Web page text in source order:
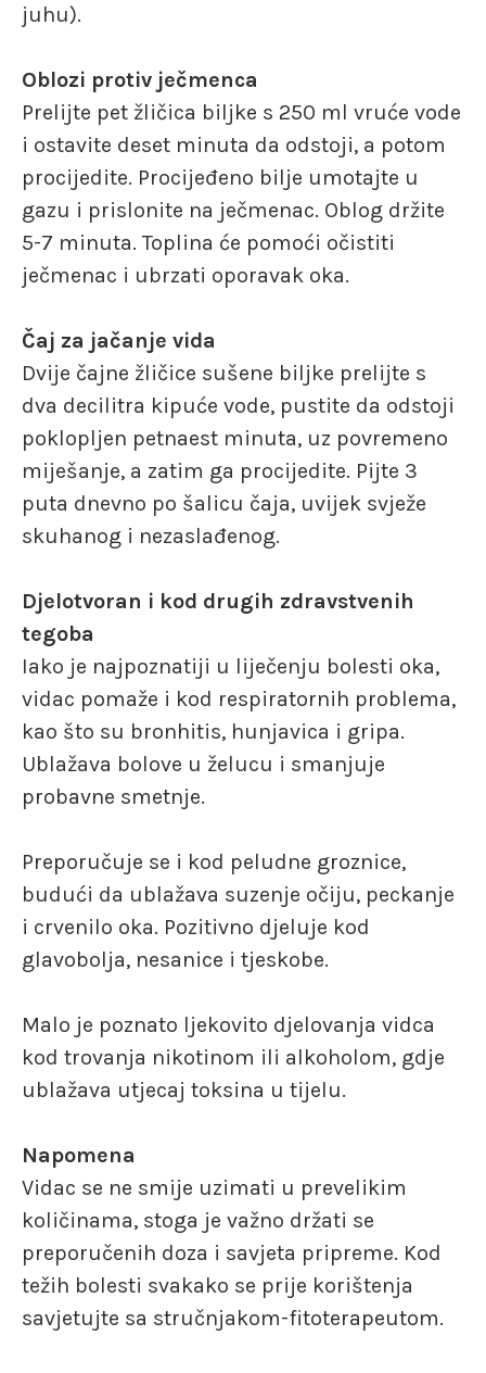
juhu).
Oblozi protiv ječmenca
Prelijte pet žličica biljke s 250 ml vruće vode
i ostavite deset minuta da odstoji, a potom
procijedite. Procijeđeno bilje umotajte u
gazu i prislonite na ječmenac. Oblog držite
5-7 minuta. Toplina će pomoći očistiti
ječmenac i ubrzati oporavak oka.
Čaj za jačanje vida
Dvije čajne žličice sušene biljke prelijte s
dva decilitra kipuće vode, pustite da odstoji
poklopljen petnaest minuta, uz povremeno
miješanje, a zatim ga procijedite. Pijte 3
puta dnevno po šalicu čaja, uvijek svježe
skuhanog i nezaslađenog.
Djelotvoran i kod drugih zdravstvenih
tegoba
Iako je najpoznatiji u liječenju bolesti oka,
vidac pomaže i kod respiratornih problema,
kao što su bronhitis, hunjavica i gripa.
Ublažava bolove u želucu i smanjuje
probavne smetnje.
Preporučuje se i kod peludne groznice,
budući da ublažava suzenje očiju, peckanje
i crvenilo oka. Pozitivno djeluje kod
glavobolja, nesanice i tjeskobe.
Malo je poznato ljekovito djelovanja vidca
kod trovanja nikotinom ili alkoholom, gdje
ublažava utjecaj toksina u tijelu.
Napomena
Vidac se ne smije uzimati u prevelikim
količinama, stoga je važno držati se
preporučenih doza i savjeta pripreme. Kod
težih bolesti svakako se prije korištenja
savjetujte sa stručnjakom-fitoterapeutom.